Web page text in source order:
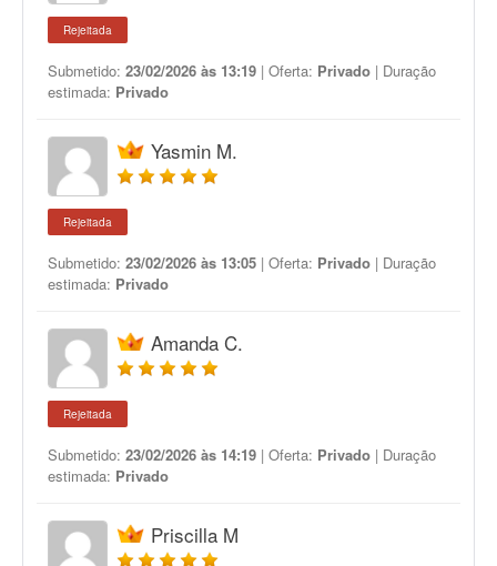
Rejeitada
Submetido: 23/02/2026 às 13:19 | Oferta: Privado | Duração
estimada: Privado
Yasmin M.
Rejeitada
Submetido: 23/02/2026 às 13:05 | Oferta: Privado | Duração
estimada: Privado
Amanda C.
Rejeitada
Submetido: 23/02/2026 às 14:19 | Oferta: Privado | Duração
estimada: Privado
Priscilla M